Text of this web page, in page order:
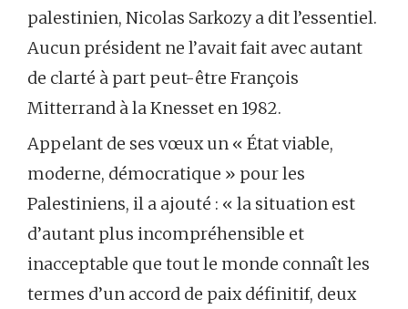
palestinien, Nicolas Sarkozy a dit l’essentiel.
Aucun président ne l’avait fait avec autant
de clarté à part peut-être François
Mitterrand à la Knesset en 1982.
Appelant de ses vœux un « État viable,
moderne, démocratique » pour les
Palestiniens, il a ajouté : « la situation est
d’autant plus incompréhensible et
inacceptable que tout le monde connaît les
termes d’un accord de paix définitif, deux